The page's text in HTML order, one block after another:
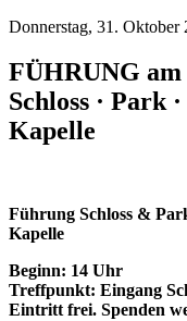
Donnerstag, 31. Oktober
FÜHRUNG
Schloss · Park
Kapelle
Führung Schloss &
Kapelle
Beginn: 14 Uhr
Treffpunkt: Eingang
Eintritt frei. Spenden